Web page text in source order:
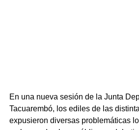
En una nueva sesión de la Junta
Tacuarembó, los ediles de las
expusieron diversas problemáticas